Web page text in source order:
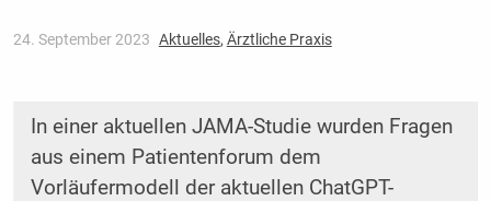
24. September 2023 Aktuelles, Ärztliche Praxis
In einer aktuellen JAMA-Studie wurden Fragen
aus einem Patientenforum dem
Vorläufermodell der aktuellen ChatGPT-